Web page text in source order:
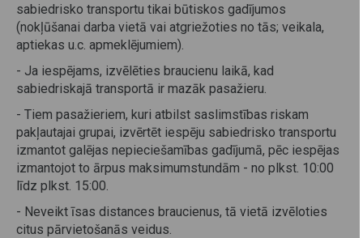
sabiedrisko transportu tikai būtiskos gadījumos
(nokļūšanai darba vietā vai atgriežoties no tās; veikala,
aptiekas u.c. apmeklējumiem).
- Ja iespējams, izvēlēties braucienu laikā, kad
sabiedriskajā transportā ir mazāk pasažieru.
- Tiem pasažieriem, kuri atbilst saslimstības riskam
pakļautajai grupai, izvērtēt iespēju sabiedrisko transportu
izmantot galējas nepieciešamības gadījumā, pēc iespējas
izmantojot to ārpus maksimumstundām - no plkst. 10:00
līdz plkst. 15:00.
- Neveikt īsas distances braucienus, tā vietā izvēloties
citus pārvietošanās veidus.